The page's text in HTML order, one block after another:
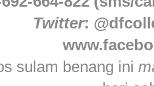
Twitter:
sulam benang ini